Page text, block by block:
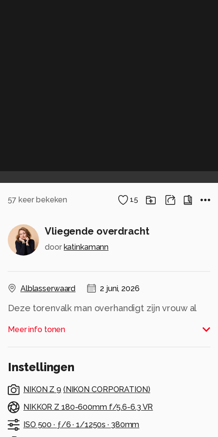
57 keer bekeken 15
Vliegende overdracht
door katinkamann
Alblasserwaard 2 juni, 2026
Deze torenvalk man overhandigt zijn vrouw al
Meer info tonen
Instellingen
NIKON Z 9 ( NIKON CORPORATION)
NIKKOR Z 180-600mm f/5.6-6.3 VR
ISO 500 · ƒ/6 ·1/1250s · 380mm